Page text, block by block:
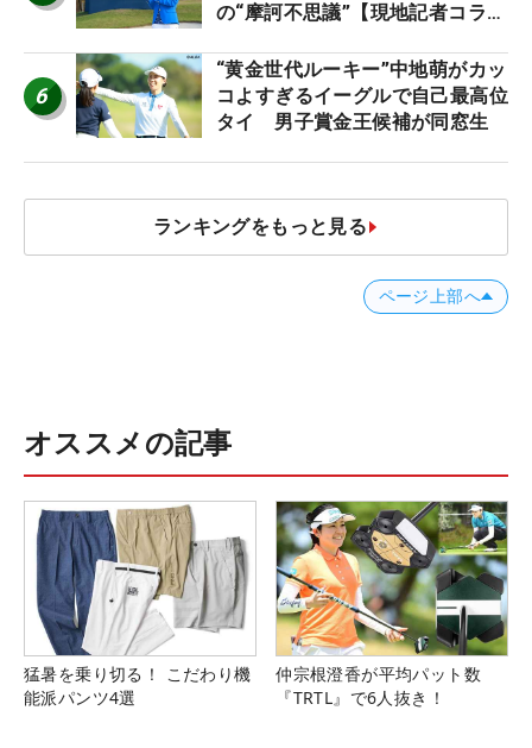
の“摩訶不思議”【現地記者コラ
6
“黄金世代ルーキー”中地萌がカッ
コよすぎるイーグルで自己最高位
タイ 男子賞金王候補が同窓生
ランキングをもっと見る
ページ上部へ
オススメの記事
猛暑を乗り切る！ こだわり機
能派パンツ4選
仲宗根澄香が平均パット数
『TRTL』で6人抜き！